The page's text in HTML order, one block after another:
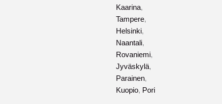
Kaarina,
Tampere,
Helsinki,
Naantali,
Rovaniemi,
Jyväskylä,
Parainen,
Kuopio, Pori